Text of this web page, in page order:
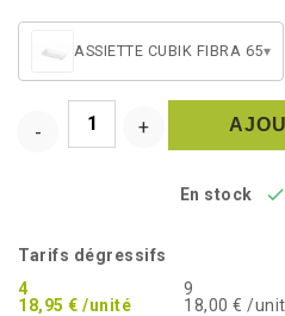
ASSIETTE CUBIK FIBRA 65▾
En stock 
Tarifs dégressifs
4
18,95 € /unité
9
18,00 € /